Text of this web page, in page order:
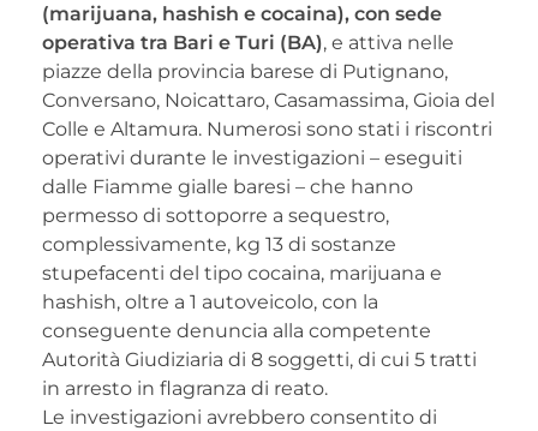
(marijuana, hashish e cocaina), con sede
operativa tra Bari e Turi (BA), e attiva nelle
piazze della provincia barese di Putignano,
Conversano, Noicattaro, Casamassima, Gioia del
Colle e Altamura. Numerosi sono stati i riscontri
operativi durante le investigazioni – eseguiti
dalle Fiamme gialle baresi – che hanno
permesso di sottoporre a sequestro,
complessivamente, kg 13 di sostanze
stupefacenti del tipo cocaina, marijuana e
hashish, oltre a 1 autoveicolo, con la
conseguente denuncia alla competente
Autorità Giudiziaria di 8 soggetti, di cui 5 tratti
in arresto in flagranza di reato.
Le investigazioni avrebbero consentito di